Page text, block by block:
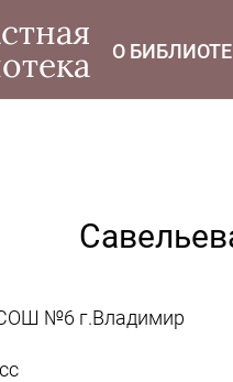
О
№6 г.Владимир